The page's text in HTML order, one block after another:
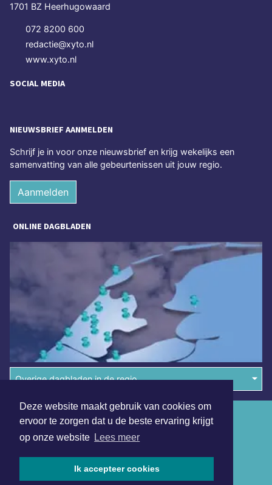
Deze website maakt gebruik van cookies om
ervoor te zorgen dat u de beste ervaring krijgt
op onze website Lees meer
Ik accepteer cookies
1701 BZ Heerhugowaard
072 8200 600
redactie@xyto.nl
www.xyto.nl
SOCIAL MEDIA
NIEUWSBRIEF AANMELDEN
Schrijf je in voor onze nieuwsbrief en krijg wekelijks een
samenvatting van alle gebeurtenissen uit jouw regio.
Aanmelden
ONLINE DAGBLADEN
Overige dagbladen in de regio
Algemene voorwaarden
Disclaimer
Privacy Statement